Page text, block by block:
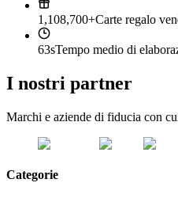
1,108,700+Carte regalo
63sTempo medio di
I nostri partner
Marchi e aziende di fiducia con
Categorie